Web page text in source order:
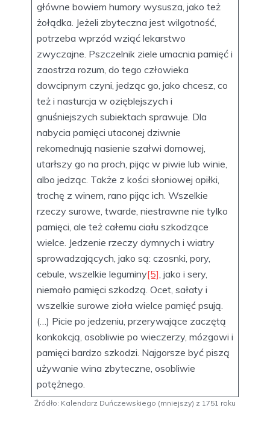
główne bowiem humory wysusza, jako też
żołądka. Jeżeli zbyteczna jest wilgotność,
potrzeba wprzód wziąć lekarstwo
zwyczajne. Pszczelnik ziele umacnia pamięć i
zaostrza rozum, do tego człowieka
dowcipnym czyni, jedząc go, jako chcesz, co
też i nasturcja w ozięblejszych i
gnuśniejszych subiektach sprawuje. Dla
nabycia pamięci utaconej dziwnie
rekomednują nasienie szałwi domowej,
utarłszy go na proch, pijąc w piwie lub winie,
albo jedząc. Także z kości słoniowej opiłki,
trochę z winem, rano pijąc ich. Wszelkie
rzeczy surowe, twarde, niestrawne nie tylko
pamięci, ale też całemu ciału szkodzące
wielce. Jedzenie rzeczy dymnych i wiatry
sprowadzających, jako są: czosnki, pory,
cebule, wszelkie leguminy[5], jako i sery,
niemało pamięci szkodzą. Ocet, sałaty i
wszelkie surowe zioła wielce pamięć psują.
(…) Picie po jedzeniu, przerywające zaczętą
konkokcją, osobliwie po wieczerzy, mózgowi i
pamięci bardzo szkodzi. Najgorsze być piszą
używanie wina zbyteczne, osobliwie
potężnego.
Źródło: Kalendarz Duńczewskiego (mniejszy) z 1751 roku